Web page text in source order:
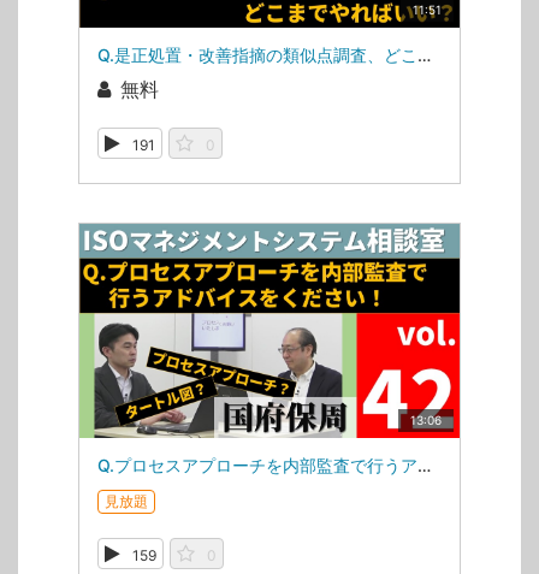
11:51
Q.是正処置・改善指摘の類似点調査、どこまでやればいい？（ISOマネジメントシステム相談室・第43回）
無料
191 0
13:06
Q.プロセスアプローチを内部監査で行うアドバイスをください！（ISOマネジメントシステム相談室・第42回）
見放題
159 0